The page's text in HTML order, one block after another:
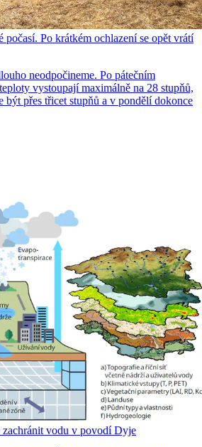
počasí. Po krátkém ochlazení se opět vrátí
neodpočineme. Po pátečním
vystoupají maximálně na 28 stupňů,
být přes třicet stupňů a v pondělí dokonce
vodu v povodí Dyje